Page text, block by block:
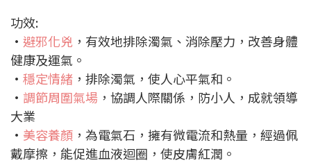
功效:
• 避邪化兇 ，有效地排除濁氣、消除壓力，改善身體
健康及運氣。
• 穩定情緒 ，排除濁氣，使人心平氣和。
• 調節周圍氣場 ，協調人際關係，防小人，成就領導
大業
• 美容養顏 ，為電氣石，擁有微電流和熱量，經過佩
戴摩擦，能促進血液迴圈，使皮膚紅潤。